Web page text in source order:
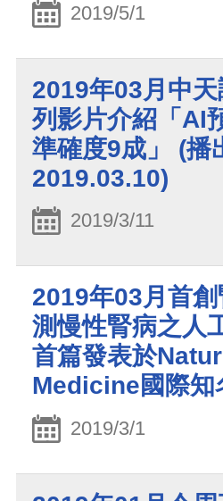
2019/5/1
2019年03月中
列影片介紹「AI
準確度9成」 (播
2019.03.10)
2019/3/11
2019年03月首
測慢性腎病之人
首篇發表於
Medicine國際知
2019/3/1